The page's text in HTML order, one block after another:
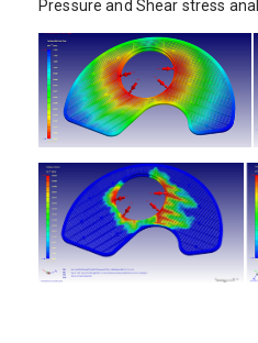
Pressure and Shear stress